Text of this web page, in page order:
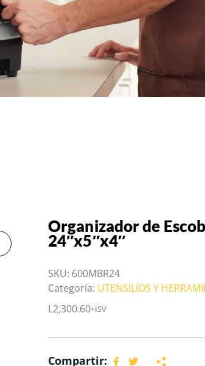
Organizador de
24″x5″x4″
SKU: 600MBR24
Categoría: UTENSILIOS Y
L2,300.60+ISV
Compartir: